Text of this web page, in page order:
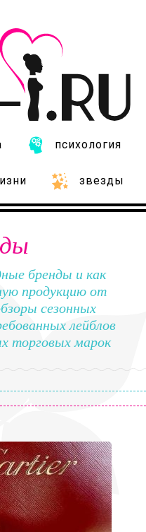
психология
звезды
бренды и как
продукцию от
сезонных
лейблов
торговых марок